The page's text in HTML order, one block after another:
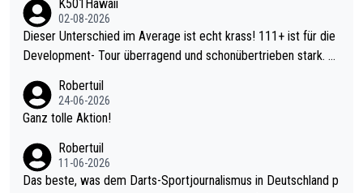
K501Hawaii
02-08-2026
Dieser Unterschied im Average ist echt krass! 111+ ist für die
Development- Tour überragend und schonübertrieben stark. U
mal 40+ erst recht. Da gewinnst keinen Blumentopf - ist ja noc
h krasser wie ein Pokalspiel eines Kreisligisten vs einem Bund
Robertuil
24-06-2026
Ganz tolle Aktion!
Robertuil
11-06-2026
Das beste, was dem Darts-Sportjournalismus in Deutschland p